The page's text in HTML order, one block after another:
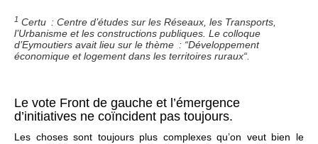
1 Certu : Centre d’études sur les Réseaux, les Transports,
l’Urbanisme et les constructions publiques. Le colloque
d’Eymoutiers avait lieu sur le thème : “Développement
économique et logement dans les territoires ruraux“.
Le vote Front de gauche et l’émergence
d’initiatives ne coïncident pas toujours.
Les choses sont toujours plus complexes qu’on veut bien le